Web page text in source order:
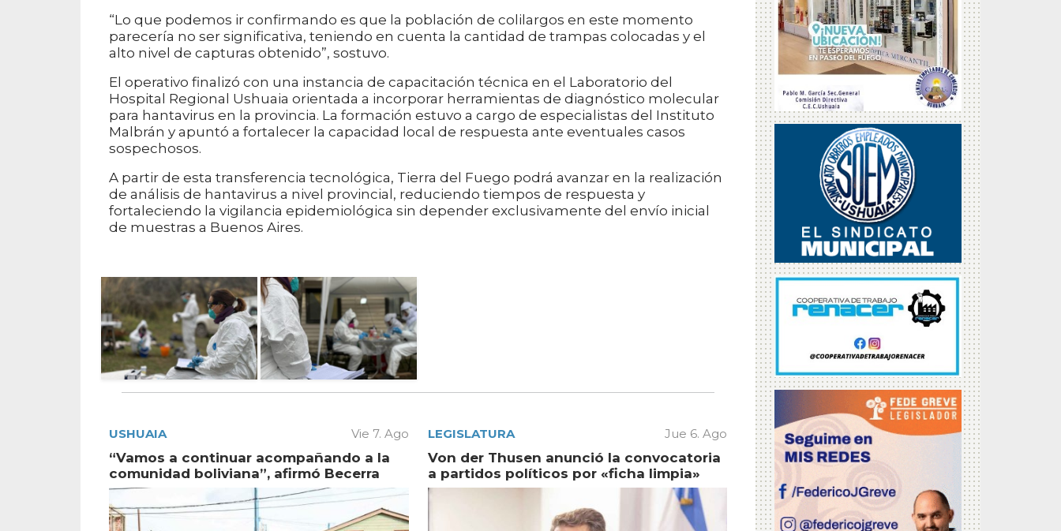
“Lo que podemos ir confirmando es que la población de colilargos en este momento
parecería no ser significativa, teniendo en cuenta la cantidad de trampas colocadas y el
alto nivel de capturas obtenido”, sostuvo.
El operativo finalizó con una instancia de capacitación técnica en el Laboratorio del
Hospital Regional Ushuaia orientada a incorporar herramientas de diagnóstico molecular
para hantavirus en la provincia. La formación estuvo a cargo de especialistas del Instituto
Malbrán y apuntó a fortalecer la capacidad local de respuesta ante eventuales casos
sospechosos.
A partir de esta transferencia tecnológica, Tierra del Fuego podrá avanzar en la realización
de análisis de hantavirus a nivel provincial, reduciendo tiempos de respuesta y
fortaleciendo la vigilancia epidemiológica sin depender exclusivamente del envío inicial
de muestras a Buenos Aires.
USHUAIA Vie 7. Ago
“Vamos a continuar acompañando a la
comunidad boliviana”, afirmó Becerra
LEGISLATURA Jue 6. Ago
Von der Thusen anunció la convocatoria
a partidos políticos por «ficha limpia»